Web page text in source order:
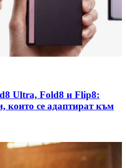
Ultra, Fold8 и Flip8:
които се адаптират към